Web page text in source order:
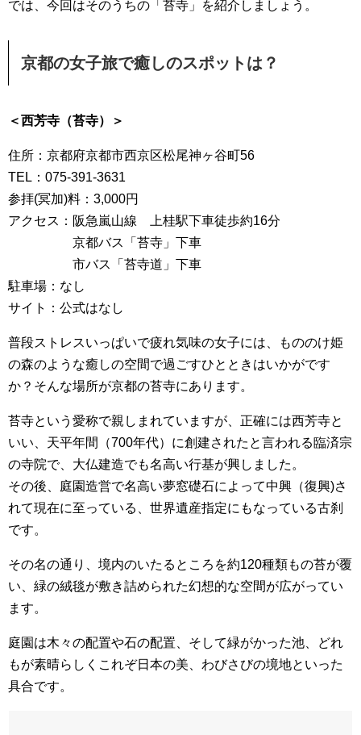
では、今回はそのうちの「苔寺」を紹介しましょう。
京都の女子旅で癒しのスポットは？
＜西芳寺（苔寺）＞
住所：京都府京都市西京区松尾神ヶ谷町56
TEL：075-391-3631
参拝(冥加)料：3,000円
アクセス：阪急嵐山線 上桂駅下車徒歩約16分
京都バス「苔寺」下車
市バス「苔寺道」下車
駐車場：なし
サイト：公式はなし
普段ストレスいっぱいで疲れ気味の女子には、もののけ姫
の森のような癒しの空間で過ごすひとときはいかがです
か？そんな場所が京都の苔寺にあります。
苔寺という愛称で親しまれていますが、正確には西芳寺と
いい、天平年間（700年代）に創建されたと言われる臨済宗
の寺院で、大仏建造でも名高い行基が興しました。
その後、庭園造営で名高い夢窓礎石によって中興（復興)さ
れて現在に至っている、世界遺産指定にもなっている古刹
です。
その名の通り、境内のいたるところを約120種類もの苔が覆
い、緑の絨毯が敷き詰められた幻想的な空間が広がってい
ます。
庭園は木々の配置や石の配置、そして緑がかった池、どれ
もが素晴らしくこれぞ日本の美、わびさびの境地といった
具合です。